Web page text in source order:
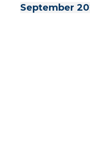
September